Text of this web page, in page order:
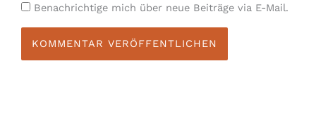
Benachrichtige mich über neue Beiträge via E-Mail.